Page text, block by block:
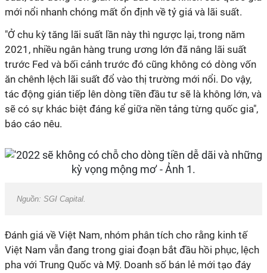
mới nổi nhanh chóng mất ổn định về tỷ giá và lãi suất.
"Ở chu kỳ tăng lãi suất lần này thì ngược lại, trong năm
2021, nhiều ngân hàng trung ương lớn đã nâng lãi suất
trước Fed và bối cảnh trước đó cũng không có dòng vốn
ăn chênh lệch lãi suất đổ vào thị trường mới nổi. Do vậy,
tác động gián tiếp lên dòng tiền đầu tư sẽ là không lớn, và
sẽ có sự khác biệt đáng kể giữa nền tảng từng quốc gia",
báo cáo nêu.
Nguồn: SGI Capital.
Đánh giá về Việt Nam, nhóm phân tích cho rằng kinh tế
Việt Nam vẫn đang trong giai đoạn bắt đầu hồi phục, lệch
pha với Trung Quốc và Mỹ. Doanh số bán lẻ mới tạo đáy